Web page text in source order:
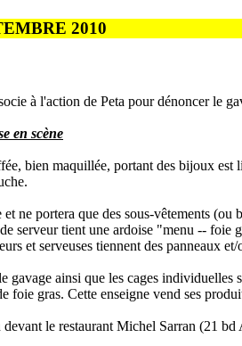
2010
à l'action de Peta pour dénoncer le
en scène
bien maquillée, portant des bijoux est
et ne portera que des sous-vêtements
serveur tient une ardoise "menu -- foie
et serveuses tiennent des panneaux
gavage ainsi que les cages individuelles
foie gras. Cette enseigne vend ses
le restaurant Michel Sarran (21